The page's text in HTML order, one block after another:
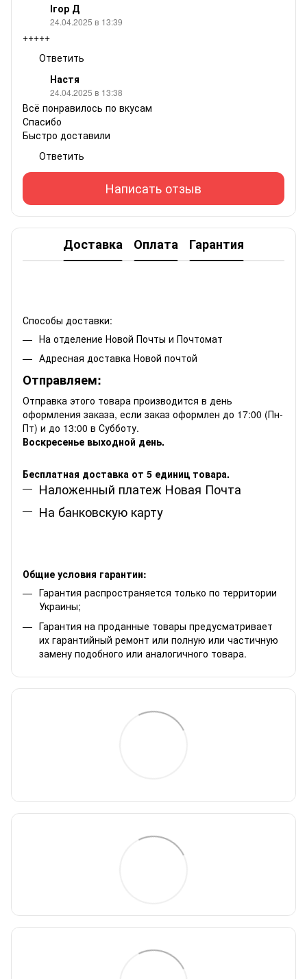
Ігор Д
24.04.2025 в 13:39
+++++
Ответить
Настя
24.04.2025 в 13:38
Всё понравилось по вкусам
Спасибо
Быстро доставили
Ответить
Написать отзыв
Доставка Оплата Гарантия
Способы доставки:
На отделение Новой Почты и Почтомат
Адресная доставка Новой почтой
Отправляем:
Отправка этого товара производится в день
оформления заказа, если заказ оформлен до 17:00 (Пн-
Пт) и до 13:00 в Субботу.
Воскресенье выходной день.
Бесплатная доставка от 5 единиц товара.
Наложенный платеж Новая Почта
На банковскую карту
Общие условия гарантии:
Гарантия распространяется только по территории
Украины;
Гарантия на проданные товары предусматривает
их гарантийный ремонт или полную или частичную
замену подобного или аналогичного товара.